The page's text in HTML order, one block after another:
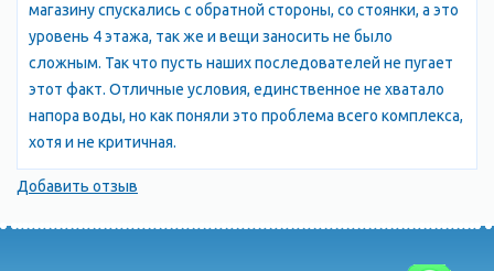
отдохнуть на море и насладиться красотами природы. Здесь
есть все условия для комфортного отдыха, а также
множество возможностей для развлечений и экскурсий.
магазину спускались с обратной стороны, со стоянки, а это
уровень 4 этажа, так же и вещи заносить не было
сложным. Так что пусть наших последователей не пугает
этот факт. Отличные условия, единственное не хватало
напора воды, но как поняли это проблема всего комплекса,
хотя и не критичная.
Добавить отзыв